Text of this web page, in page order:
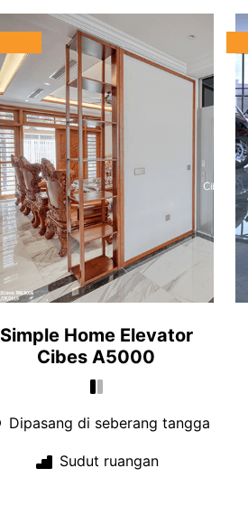
Simple Home Elevator
Cibes A5000
Dipasang di seberang tangga
Sudut ruangan